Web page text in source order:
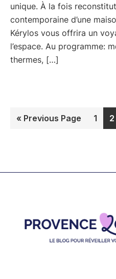
unique. À la fois
contemporaine d’une
Kérylos vous offrira un
l’espace. Au programme:
thermes, […]
« Go
Previous Page Page
1 2